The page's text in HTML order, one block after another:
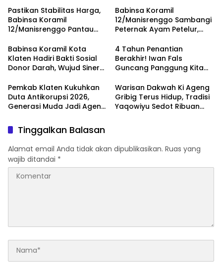
Pastikan Stabilitas Harga,
Babinsa Koramil
12/Manisrenggo Pantau
Klewer
Babinsa Koramil
12/Manisrenggo Sambangi
Peternak Ayam Petelur,
Dan Perekonomian Warga
Babinsa Koramil Kota
Klaten Hadiri Bakti Sosial
Donor Darah, Wujud Sinergi
Ketersediaan Stok Darah
4 Tahun Penantian
Berakhir! Iwan Fals
Guncang Panggung Kita
Ayolah Mulai
Pemkab Klaten Kukuhkan
Duta Antikorupsi 2026,
Generasi Muda Jadi Agen
Warisan Dakwah Ki Ageng
Gribig Terus Hidup, Tradisi
Yaqowiyu Sedot Ribuan
Tinggalkan Balasan
Alamat email Anda tidak akan dipublikasikan. Ruas yang
wajib ditandai *